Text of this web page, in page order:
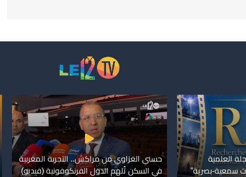
العلمية
سمعية-بصرية”
حسني الغزاوي من مراكش.. التجربة المغربية
في السكن تُلهم الدول الفرنكوفونية (فيديو)